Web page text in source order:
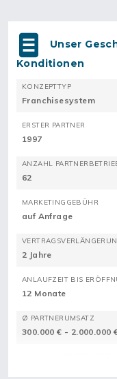
Unser
Konditionen
KONZEPTTYP
Franchisesystem
ERSTER PARTNER
1997
ANZAHL
62
MARKETINGGEBÜHR
auf Anfrage
2 Jahre
ANLAUFZEIT BIS
12 Monate
Ø PARTNERUMSATZ
300.000 € - 2.000.000